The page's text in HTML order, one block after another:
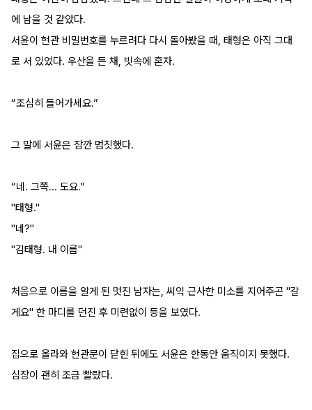
에 남을 것 같았다.
서윤이 현관 비밀번호를 누르려다 다시 돌아봤을 때, 태형은 아직 그대
로 서 있었다. 우산을 든 채, 빗속에 혼자.
“조심히 들어가세요.”
그 말에 서윤은 잠깐 멈칫했다.
“네. 그쪽... 도요.”
"태형."
"네?"
"김태형. 내 이름"
처음으로 이름을 알게 된 멋진 남자는, 씨익 근사한 미소를 지어주곤 "갈
게요" 한 마디를 던진 후 미련없이 등을 보였다.
집으로 올라와 현관문이 닫힌 뒤에도 서윤은 한동안 움직이지 못했다.
심장이 괜히 조금 빨랐다.